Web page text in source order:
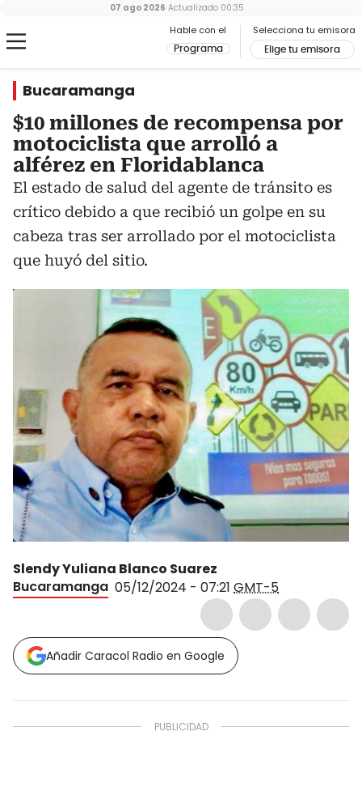
Hable con el
Programa
Selecciona tu emisora
Elige tu emisora
07 ago 2026 Actualizado 00:35
Bucaramanga
$10 millones de recompensa por
motociclista que arrolló a
alférez en Floridablanca
El estado de salud del agente de tránsito es
crítico debido a que recibió un golpe en su
cabeza tras ser arrollado por el motociclista
que huyó del sitio.
Slendy Yuliana Blanco Suarez
Bucaramanga 05/12/2024 - 07:21 GMT-5
Añadir Caracol Radio en Google